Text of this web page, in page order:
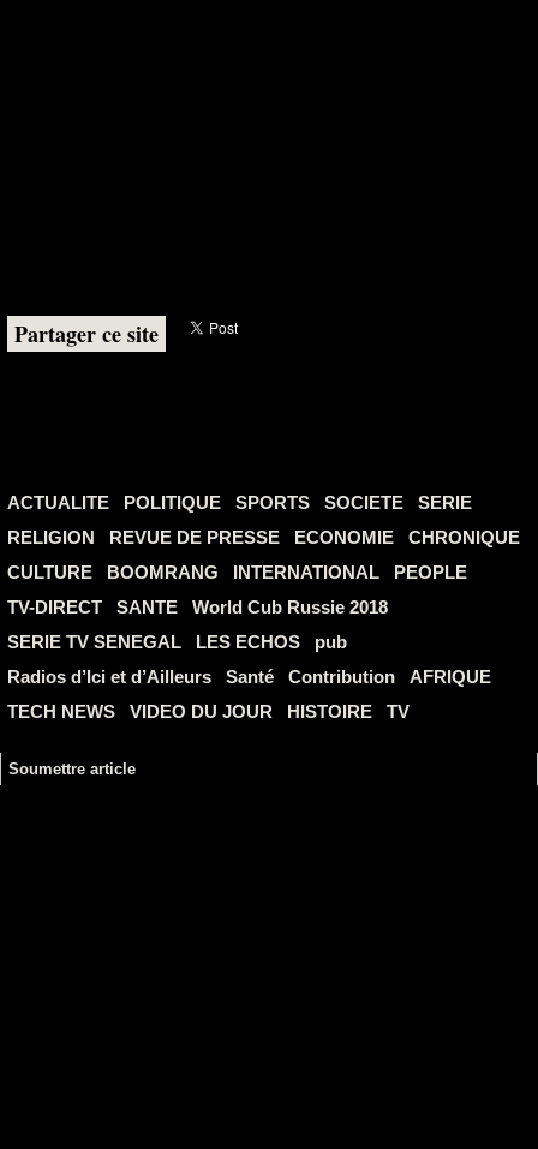
Partager ce site
ACTUALITE POLITIQUE SPORTS SOCIETE
SERIE
RELIGION
REVUE DE PRESSE ECONOMIE
CHRONIQUE
CULTURE
BOOMRANG INTERNATIONAL
PEOPLE
TV-DIRECT
SANTE
World Cub Russie 2018
SERIE TV SENEGAL
LES ECHOS
pub
Radios d’Ici et d’Ailleurs
Santé Contribution
AFRIQUE
TECH NEWS
VIDEO DU JOUR HISTOIRE TV
Soumettre article